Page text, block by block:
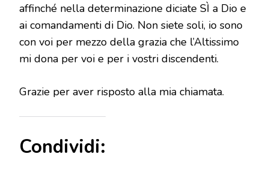
affinché nella determinazione diciate SÌ a Dio e
ai comandamenti di Dio. Non siete soli, io sono
con voi per mezzo della grazia che l’Altissimo
mi dona per voi e per i vostri discendenti.
Grazie per aver risposto alla mia chiamata.
Condividi: